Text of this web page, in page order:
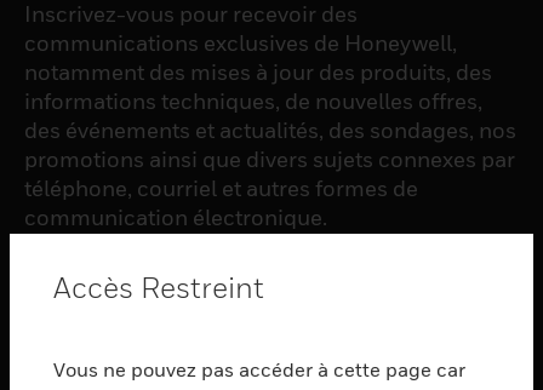
Inscrivez-vous pour recevoir des
communications exclusives de Honeywell,
notamment des mises à jour des produits, des
informations techniques, de nouvelles offres,
des événements et actualités, des sondages, nos
promotions ainsi que divers sujets connexes par
téléphone, courriel et autres formes de
communication électronique.
S'INSCRIRE
PRODUCTS
Accès Restreint
Vous ne pouvez pas accéder à cette page car